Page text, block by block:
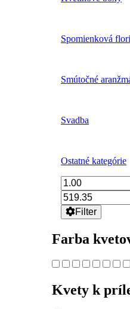
Spomienková
Smútočné
Svadba
Ostatné kategórie
Filter
Farba
Kvety k